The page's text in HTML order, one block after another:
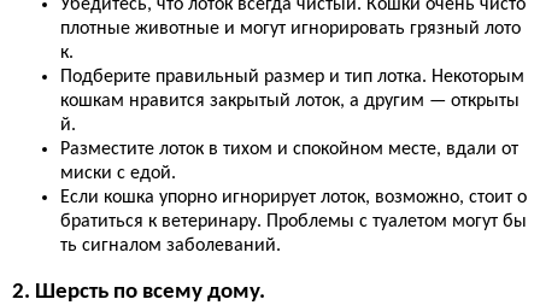
Убедитесь, что лоток всегда чистый. Кошки очень чисто
плотные животные и могут игнорировать грязный лото
к.
Подберите правильный размер и тип лотка. Некоторым
кошкам нравится закрытый лоток, а другим — открыты
й.
Разместите лоток в тихом и спокойном месте, вдали от
миски с едой.
Если кошка упорно игнорирует лоток, возможно, стоит о
братиться к ветеринару. Проблемы с туалетом могут бы
ть сигналом заболеваний.
2. Шерсть по всему дому.